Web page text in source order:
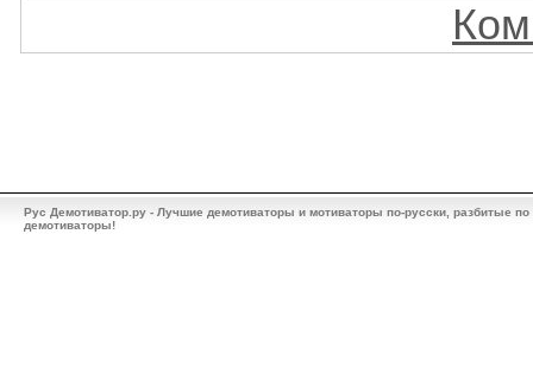
Рус Демотиватор.ру - Лучшие демотиваторы и мотиваторы по-русски, разбитые
демотиваторы!